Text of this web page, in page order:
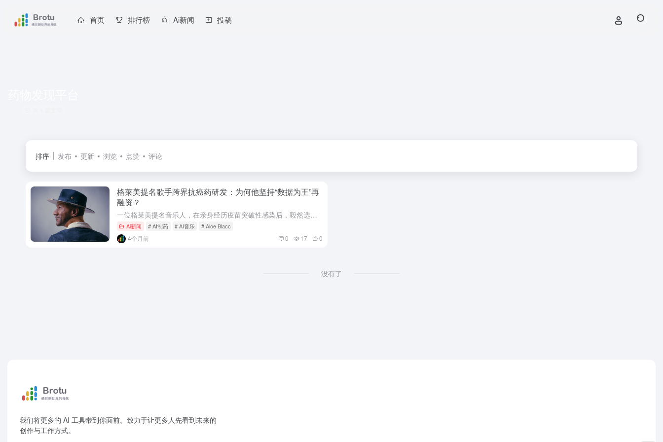
首页 排行榜 Ai新闻 投稿
排序 发布 更新 浏览 点赞 评论
格莱美提名歌手跨界抗癌药研发：为何他坚持“数据为王”再
融资？
一位格莱美提名音乐人，在亲身经历疫苗突破性感染后，毅然选择了一条远比写张支票更艰难的道路：从零开始搭建一个靶向胰腺癌的药物研发平台。面对高达90%死亡率的疾病，他选择了一条非典型的创业路径——自筹资金...
Ai新闻 # AI制药 # AI音乐 # Aloe Blacc
4个月前 0 17 0
没有了
我们将更多的 AI 工具带到你面前。致力于让更多人先看到未来的
创作与工作方式。